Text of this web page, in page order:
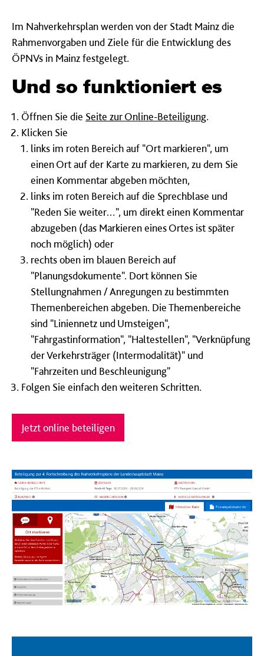
Im Nahverkehrsplan werden von der Stadt Mainz die
Rahmenvorgaben und Ziele für die Entwicklung des
ÖPNVs in Mainz festgelegt.
Und so funktioniert es
Öffnen Sie die Seite zur Online-Beteiligung.
Klicken Sie
links im roten Bereich auf "Ort markieren", um
einen Ort auf der Karte zu markieren, zu dem Sie
einen Kommentar abgeben möchten,
links im roten Bereich auf die Sprechblase und
"Reden Sie weiter…", um direkt einen Kommentar
abzugeben (das Markieren eines Ortes ist später
noch möglich) oder
rechts oben im blauen Bereich auf
"Planungsdokumente". Dort können Sie
Stellungnahmen / Anregungen zu bestimmten
Themenbereichen abgeben. Die Themenbereiche
sind "Liniennetz und Umsteigen",
"Fahrgastinformation", "Haltestellen", "Verknüpfung
der Verkehrsträger (Intermodalität)" und
"Fahrzeiten und Beschleunigung"
Folgen Sie einfach den weiteren Schritten.
Jetzt online beteiligen